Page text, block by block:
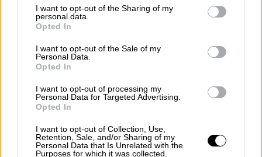
I want to opt-out of the Sharing of my
personal data.
Opted In
I want to opt-out of the Sale of my
Personal Data.
Opted In
I want to opt-out of processing my
Personal Data for Targeted Advertising.
Opted In
I want to opt-out of Collection, Use,
Retention, Sale, and/or Sharing of my
Personal Data that Is Unrelated with the
Purposes for which it was collected.
El Conflicto de Oriente Medio:
Un Nuevo Orden Autoritario
Por Álvaro Frutos Rosado y Gabinete
Geopolítica de Crisis
Reconquista leonesa
Clara Campoamor: Mi sueño,